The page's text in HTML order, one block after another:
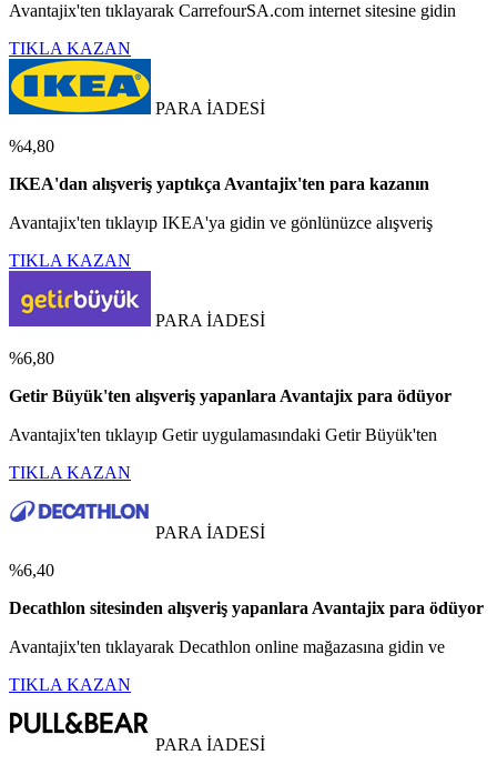
Avantajix'ten tıklayarak CarrefourSA.com internet sitesine gidin
TIKLA KAZAN
PARA İADESİ
%4,80
IKEA'dan alışveriş yaptıkça Avantajix'ten para kazanın
Avantajix'ten tıklayıp IKEA'ya gidin ve gönlünüzce alışveriş
TIKLA KAZAN
PARA İADESİ
%6,80
Getir Büyük'ten alışveriş yapanlara Avantajix para ödüyor
Avantajix'ten tıklayıp Getir uygulamasındaki Getir Büyük'ten
TIKLA KAZAN
PARA İADESİ
%6,40
Decathlon sitesinden alışveriş yapanlara Avantajix para ödüyor
Avantajix'ten tıklayarak Decathlon online mağazasına gidin ve
TIKLA KAZAN
PARA İADESİ